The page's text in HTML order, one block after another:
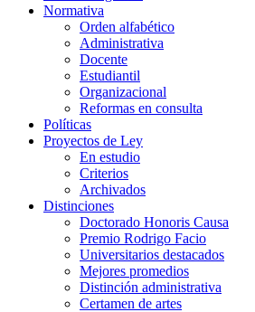
Normativa
Orden alfabético
Administrativa
Docente
Estudiantil
Organizacional
Reformas en consulta
Políticas
Proyectos de Ley
En estudio
Criterios
Archivados
Distinciones
Doctorado Honoris Causa
Premio Rodrigo Facio
Universitarios destacados
Mejores promedios
Distinción administrativa
Certamen de artes